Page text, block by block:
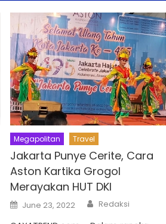
Megapolitan Travel
Jakarta Punye Cerite, Cara
Aston Kartika Grogol
Merayakan HUT DKI
Posted
on
June 23, 2022 Author
Redaksi